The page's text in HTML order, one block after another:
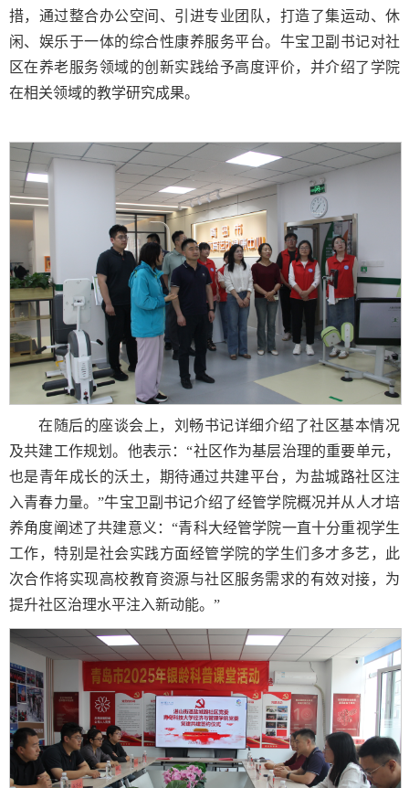
措，通过整合办公空间、引进专业团队，打造了集运动、休
闲、娱乐于一体的综合性康养服务平台。牛宝卫副书记对社
区在养老服务领域的创新实践给予高度评价，并介绍了学院
在相关领域的教学研究成果。
在随后的座谈会上，刘畅书记详细介绍了社区基本情况
及共建工作规划。他表示：“社区作为基层治理的重要单元，
也是青年成长的沃土，期待通过共建平台，为盐城路社区注
入青春力量。”牛宝卫副书记介绍了经管学院概况并从人才培
养角度阐述了共建意义：“青科大经管学院一直十分重视学生
工作，特别是社会实践方面经管学院的学生们多才多艺，此
次合作将实现高校教育资源与社区服务需求的有效对接，为
提升社区治理水平注入新动能。”